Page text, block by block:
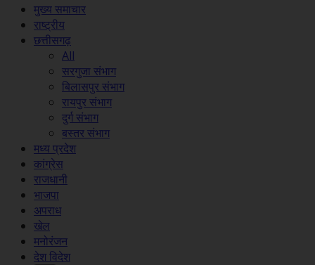
मुख्य समाचार
राष्ट्रीय
छत्तीसगढ़
All
सरगुजा संभाग
बिलासपुर संभाग
रायपुर संभाग
दुर्ग संभाग
बस्तर संभाग
मध्य प्रदेश
कांग्रेस
राजधानी
भाजपा
अपराध
खेल
मनोरंजन
देश विदेश